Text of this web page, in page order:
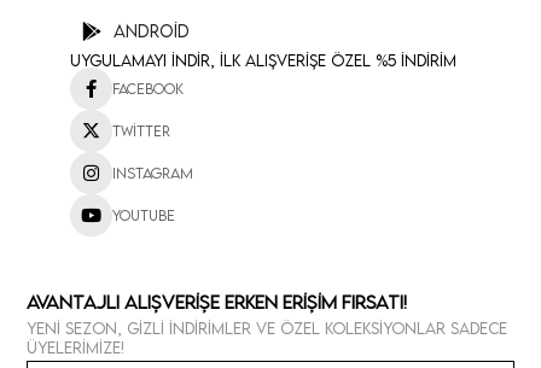
Android
Uygulamayı İndir, İlk Alışverişe Özel %5 İndirim
Facebook
Twitter
Instagram
Youtube
Avantajlı Alışverişe Erken Erişim Fırsatı!
Yeni sezon, gizli indirimler ve özel koleksiyonlar sadece
üyelerimize!